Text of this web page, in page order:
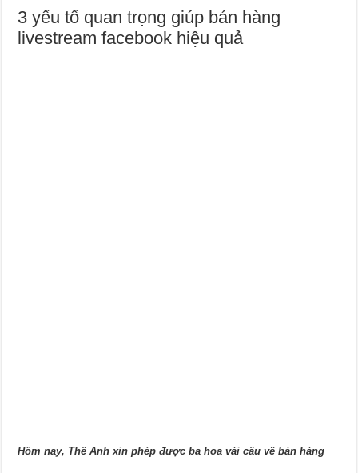
3 yếu tố quan trọng giúp bán hàng
livestream facebook hiệu quả
Hôm nay, Thế Anh xin phép được ba hoa vài câu về bán hàng